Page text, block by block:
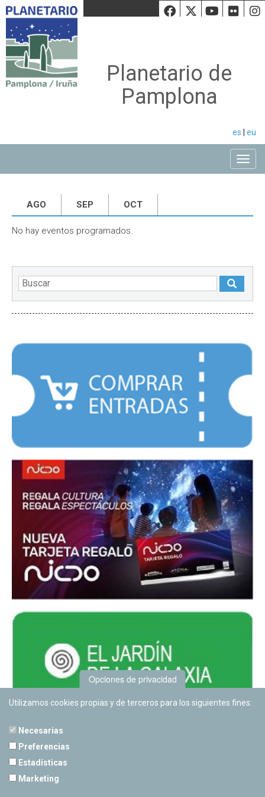
Facebook
Twiiter
Planetario de
Pamplona
es eu
AGO SEP OCT
No hay eventos programados.
Opciones de privacidad
Utilizamos cookies propias y de terceros para los siguientes fines:
Necesarias
Preferencias
Estadísticas
Marketing